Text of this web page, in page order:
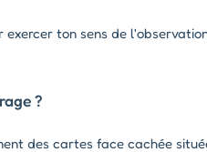
ton sens de
?
des cartes face cachée